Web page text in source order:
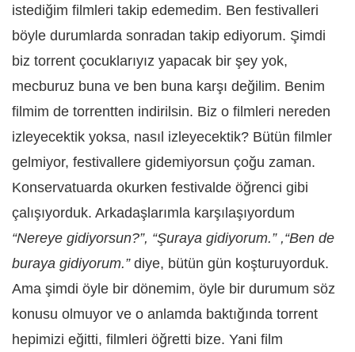
istediğim filmleri takip edemedim. Ben festivalleri
böyle durumlarda sonradan takip ediyorum. Şimdi
biz torrent çocuklarıyız yapacak bir şey yok,
mecburuz buna ve ben buna karşı değilim. Benim
filmim de torrentten indirilsin. Biz o filmleri nereden
izleyecektik yoksa, nasıl izleyecektik? Bütün filmler
gelmiyor, festivallere gidemiyorsun çoğu zaman.
Konservatuarda okurken festivalde öğrenci gibi
çalışıyorduk. Arkadaşlarımla karşılaşıyordum
“Nereye gidiyorsun?”, “Şuraya gidiyorum.” ,“Ben de
buraya gidiyorum.”diye, bütün gün koşturuyorduk.
Ama şimdi öyle bir dönemim, öyle bir durumum söz
konusu olmuyor ve o anlamda baktığında torrent
hepimizi eğitti, filmleri öğretti bize. Yani film